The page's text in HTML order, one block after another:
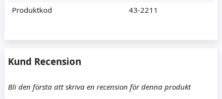
Produktkod
43-2211
Kund Recension
Bli den första att skriva en recension för denna produkt